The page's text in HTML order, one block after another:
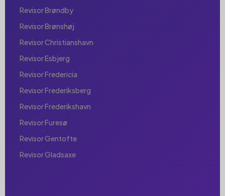
Revisor Brøndby
Revisor Brønshøj
Revisor Christianshavn
Revisor Esbjerg
Revisor Fredericia
Revisor Frederiksberg
Revisor Frederikshavn
Revisor Furesø
Revisor Gentofte
Revisor Gladsaxe